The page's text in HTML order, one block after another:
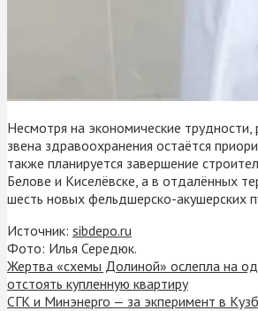
Несмотря на экономические трудности,
звена здравоохранения остаётся
также планируется завершение
Белове и Киселёвске, а в отдалённых
шесть новых фельдшерско-акушерских
Источник: sibdepo.ru
Фото: Илья Середюк.
Жертва «схемы Долиной» ослепла на
отстоять купленную квартиру
СГК и Минэнерго — за экперимент в